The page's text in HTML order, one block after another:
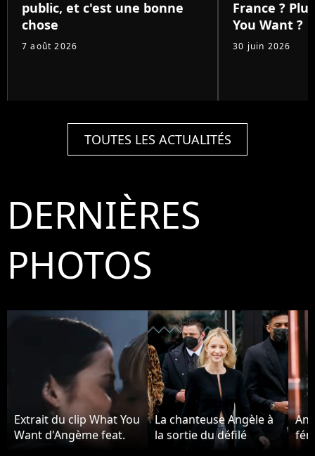
public, et c'est une bonne
chose
7 août 2026
France ?
You Want ?
30 juin 2026
TOUTES LES ACTUALITÉS
DERNIÈRES
PHOTOS
Extrait du clip What You
Want d'Angème feat.
La chanteuse Angèle à
la sortie du défilé
Chanel Haute-Couture